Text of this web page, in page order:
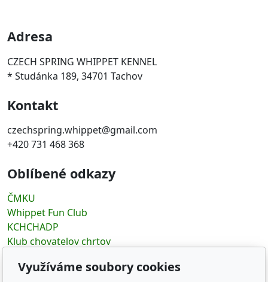
Adresa
CZECH SPRING WHIPPET KENNEL
* Studánka 189, 34701 Tachov
Kontakt
czechspring.whippet@gmail.com
+420 731 468 368
Oblíbené odkazy
ČMKU
Whippet Fun Club
KCHCHADP
Klub chovatelov chrtov
Využíváme soubory cookies